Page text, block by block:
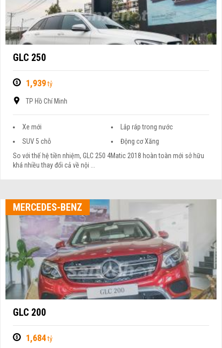
GLC 250
1,939tỷ
TP Hồ Chí Minh
Xe mới
Lắp ráp trong nước
SUV 5 chỗ
Động cơ Xăng
So với thế hệ tiền nhiệm, GLC 250 4Matic 2018 hoàn toàn mới sở hữu
khá nhiều thay đổi cả về nội ...
MERCEDES-BENZ
GLC 200
1,684tỷ